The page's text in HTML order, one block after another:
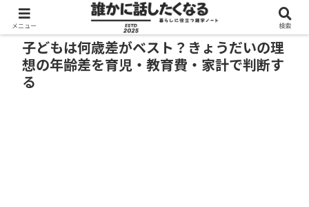
子どもは何歳差がベスト？きょうだいの理
想の年齢差を育児・教育費・家計で判断す
る
メニュー 検索